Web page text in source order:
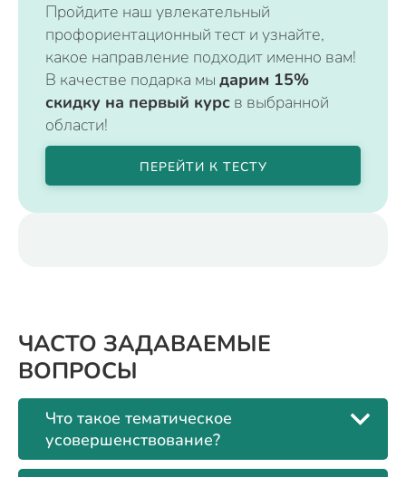
Пройдите наш увлекательный
профориентационный тест и узнайте,
какое направление подходит именно вам!
В качестве подарка мы дарим 15%
скидку на первый курс в выбранной
области!
ПЕРЕЙТИ К ТЕСТУ
ЧАСТО ЗАДАВАЕМЫЕ
ВОПРОСЫ
Что такое тематическое
усовершенствование?